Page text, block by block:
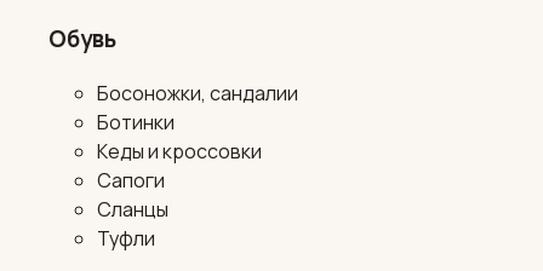
Обувь
Босоножки, сандалии
Ботинки
Кеды и кроссовки
Сапоги
Сланцы
Туфли